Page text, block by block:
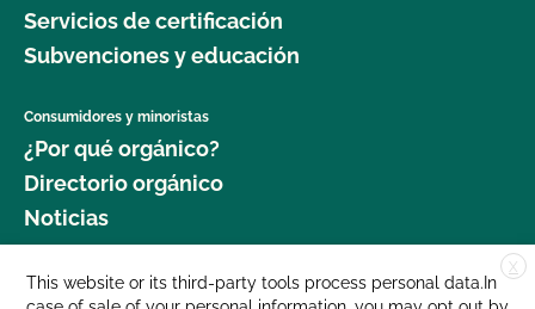
Servicios de certificación
Subvenciones y educación
Consumidores y minoristas
¿Por qué orgánico?
Directorio orgánico
Noticias
Donar
X
This website or its third-party tools process personal data.In